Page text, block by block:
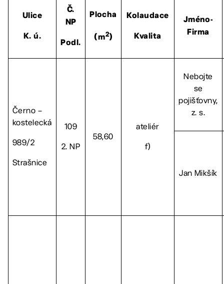
Ulice
K. ú.
Č.
NP
Podl.
Plocha
(m2)
Kolaudace
Kvalita
Jméno-
Firma
Černo –
kostelecká
989/2
Strašnice
109
2. NP
58,60
ateliér
f)
Nebojte
se
pojišťovny,
z. s.
Jan Mikšík